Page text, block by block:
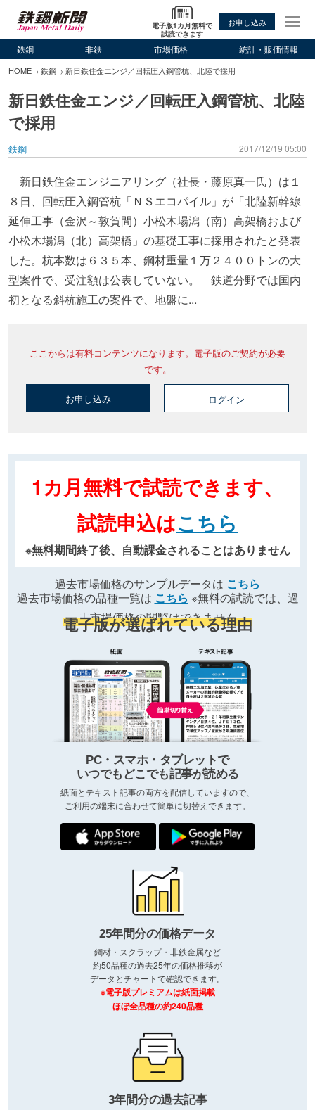
電子版1カ月無料で
試読できます
お申し込み
鉄鋼 非鉄 市場価格 統計・販価情報
HOME 鉄鋼 新日鉄住金エンジ／回転圧入鋼管杭、北陸で採用
新日鉄住金エンジ／回転圧入鋼管杭、北陸
で採用
鉄鋼 2017/12/19 05:00
新日鉄住金エンジニアリング（社長・藤原真一氏）は１
８日、回転圧入鋼管杭「ＮＳエコパイル」が「北陸新幹線
延伸工事（金沢～敦賀間）小松木場潟（南）高架橋および
小松木場潟（北）高架橋」の基礎工事に採用されたと発表
した。杭本数は６３５本、鋼材重量１万２４００トンの大
型案件で、受注額は公表していない。 鉄道分野では国内
初となる斜杭施工の案件で、地盤に...
ここからは有料コンテンツになります。電子版のご契約が必要
です。
お申し込み ログイン
1カ月無料で試読できます、
試読申込はこちら
※無料期間終了後、自動課金されることはありません
過去市場価格のサンプルデータは こちら
過去市場価格の品種一覧は こちら ※無料の試読では、過
去市場価格の閲覧はできません
電子版が選ばれている理由
PC・スマホ・タブレットで
いつでもどこでも記事が読める
紙面とテキスト記事の両方を配信していますので、
ご利用の端末に合わせて簡単に切替えできます。
25年間分の価格データ
鋼材・スクラップ・非鉄金属など
約50品種の過去25年の価格推移が
データとチャートで確認できます。
※電子版プレミアムは紙面掲載
ほぼ全品種の約240品種
3年間分の過去記事